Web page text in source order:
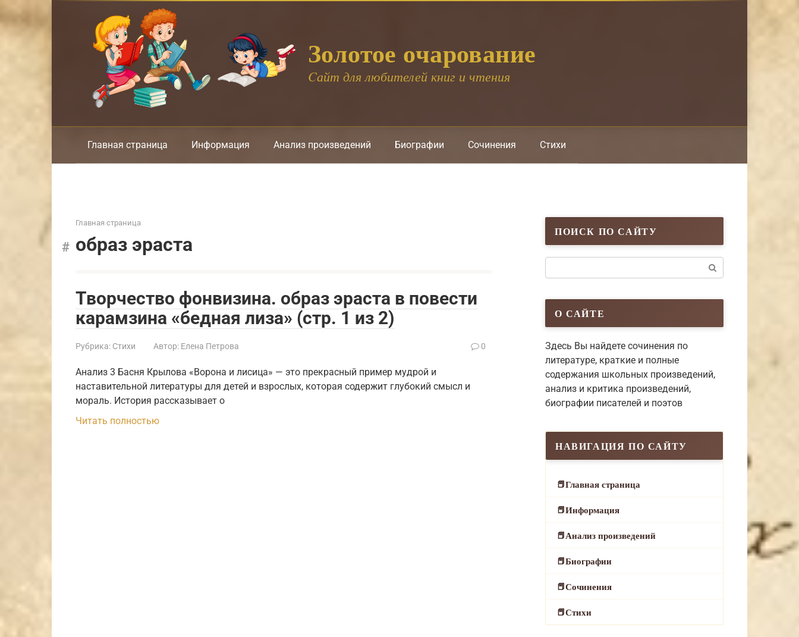
к
Золотое очарование
Cайт для любителей книг и чтения
Главная страница Информация Анализ произведений Биографии Сочинения Стихи
Главная страница
образ эраста
Творчество фонвизина. образ эраста в повести
карамзина «бедная лиза» (стр. 1 из 2)
Рубрика: Стихи Автор: Елена Петрова 0
Анализ 3 Басня Крылова «Ворона и лисица» — это прекрасный пример мудрой и
наставительной литературы для детей и взрослых, которая содержит глубокий смысл и
мораль. История рассказывает о
Читать полностью
ПОИСК ПО САЙТУ
О САЙТЕ
Здесь Вы найдете сочинения по
литературе, краткие и полные
содержания школьных произведений,
анализ и критика произведений,
биографии писателей и поэтов
НАВИГАЦИЯ ПО САЙТУ
Главная страница
Информация
Анализ произведений
Биографии
Сочинения
Стихи